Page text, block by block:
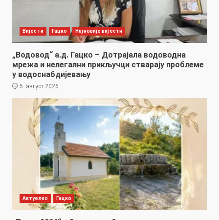
Вијести Гацко Најновије вијести
„Водовод“ а.д. Гацко – Дотрајала водоводна
мрежа и нелегални прикључци стварају проблеме
у водоснабдијевању
5. август 2026.
Актуелно Гацко